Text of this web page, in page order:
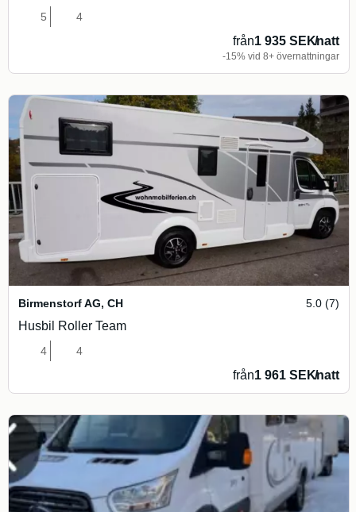
5 4
från1 935 SEK/natt
-15% vid 8+ övernattningar
Birmenstorf AG, CH 5.0 (7)
Husbil Roller Team
4 4
från1 961 SEK/natt